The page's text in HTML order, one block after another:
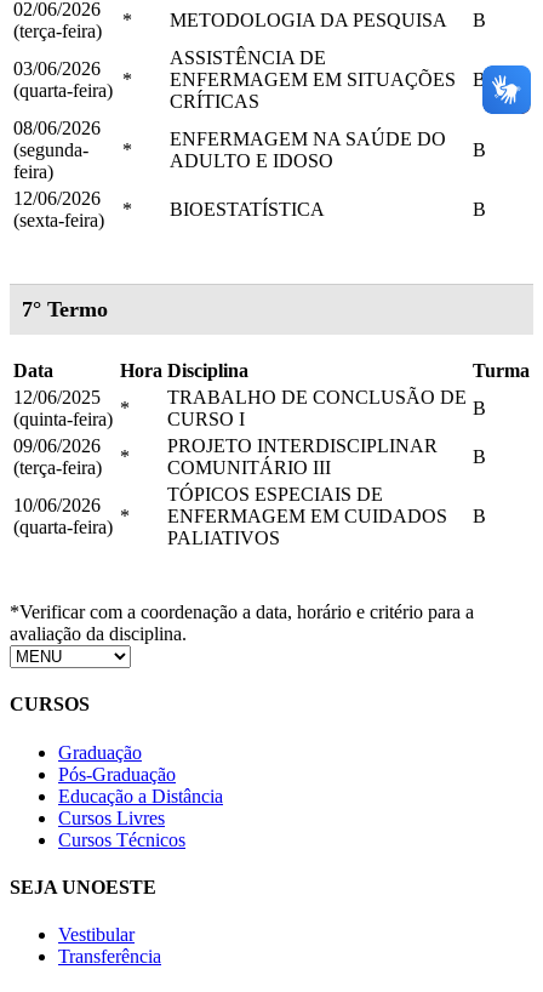
02/06/2026
(terça-feira)
* METODOLOGIA DA PESQUISA B
03/06/2026
(quarta-feira)
*
ASSISTÊNCIA DE
ENFERMAGEM EM SITUAÇÕES
CRÍTICAS
B
08/06/2026
(segunda-
feira)
*
ENFERMAGEM NA SAÚDE DO
ADULTO E IDOSO
B
12/06/2026
(sexta-feira)
* BIOESTATÍSTICA B
7° Termo
Data Hora Disciplina
Turma
12/06/2025
(quinta-feira)
*
TRABALHO DE CONCLUSÃO DE
CURSO I
B
09/06/2026
(terça-feira)
*
PROJETO INTERDISCIPLINAR
COMUNITÁRIO III
B
10/06/2026
(quarta-feira)
*
TÓPICOS ESPECIAIS DE
ENFERMAGEM EM CUIDADOS
PALIATIVOS
B
*Verificar com a coordenação a data, horário e critério para a
avaliação da disciplina.
CURSOS
Graduação
Pós-Graduação
Educação a Distância
Cursos Livres
Cursos Técnicos
SEJA UNOESTE
Vestibular
Transferência